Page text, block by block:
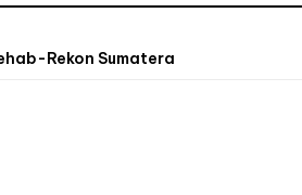
Rekon Sumatera